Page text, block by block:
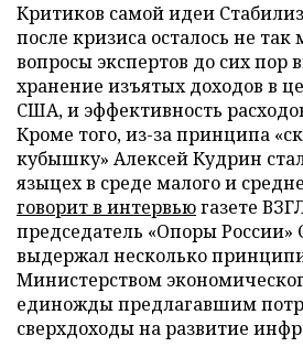
Критиков самой идеи
после кризиса осталось не так
вопросы экспертов до сих пор
хранение изъятых доходов в
США, и эффективность
Кроме того, из-за принципа
кубышку» Алексей Кудрин
языцех в среде малого и
говорит в интервьюгазете
председатель «Опоры России»
выдержал несколько
Министерством
единожды предлагавшим
сверхдоходы на развитие